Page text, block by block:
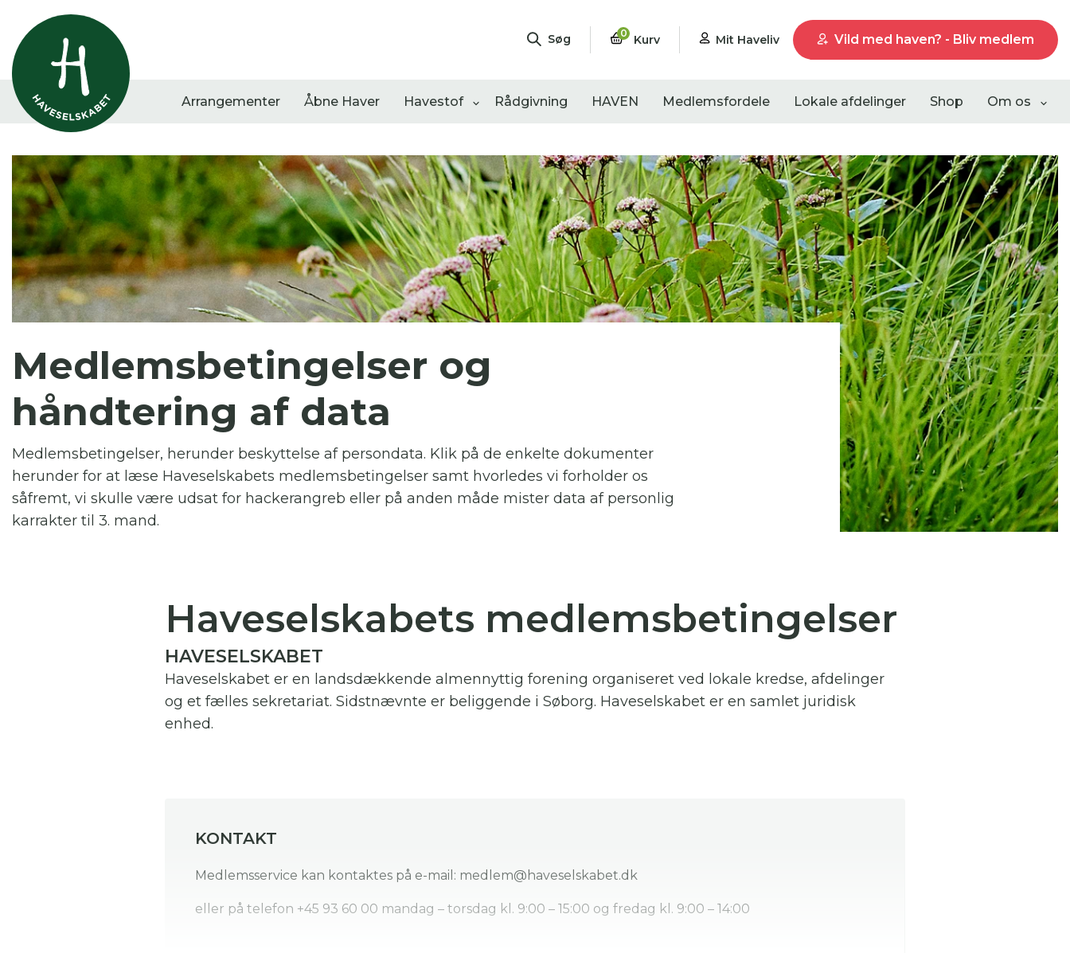
Søg 0 Kurv Mit Haveliv Vild med haven? - Bliv medlem
Arrangementer Åbne Haver Havestof Rådgivning HAVEN Medlemsfordele Lokale afdelinger Shop Om os
Vis alle
0 resultater
Havestof
0resultater
Arrangementer
0resultater
Shop
0resultater
Åbne haver
0resultater Liste visning
Du skal indtaste minimum 3 tegn for at se
produkter og åbne haver.
Medlemsbetingelser og
håndtering af data
Medlemsbetingelser, herunder beskyttelse af persondata. Klik på de enkelte dokumenter
herunder for at læse Haveselskabets medlemsbetingelser samt hvorledes vi forholder os
såfremt, vi skulle være udsat for hackerangreb eller på anden måde mister data af personlig
karrakter til 3. mand.
Haveselskabets medlemsbetingelser
HAVESELSKABET
Haveselskabet er en landsdækkende almennyttig forening organiseret ved lokale kredse, afdelinger
og et fælles sekretariat. Sidstnævnte er beliggende i Søborg. Haveselskabet er en samlet juridisk
enhed.
KONTAKT
Medlemsservice kan kontaktes på e-mail: medlem@haveselskabet.dk
eller på telefon +45 93 60 00 mandag – torsdag kl. 9:00 – 15:00 og fredag kl. 9:00 – 14:00